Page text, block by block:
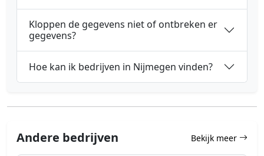
Kloppen de gegevens niet of ontbreken er
gegevens?
Hoe kan ik bedrijven in Nijmegen vinden?
Andere bedrijven Bekijk meer